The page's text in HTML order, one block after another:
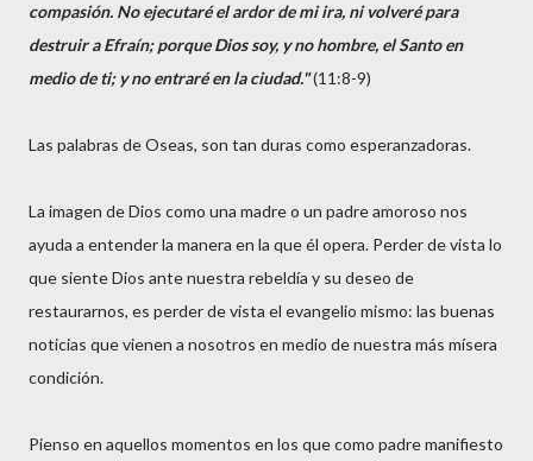
compasión. No ejecutaré el ardor de mi ira, ni volveré para
destruir a Efraín; porque Dios soy, y no hombre, el Santo en
medio de ti; y no entraré en la ciudad."(11:8-9)
Las palabras de Oseas, son tan duras como esperanzadoras.
La imagen de Dios como una madre o un padre amoroso nos
ayuda a entender la manera en la que él opera. Perder de vista lo
que siente Dios ante nuestra rebeldía y su deseo de
restaurarnos, es perder de vista el evangelio mismo: las buenas
noticias que vienen a nosotros en medio de nuestra más mísera
condición.
Pienso en aquellos momentos en los que como padre manifiesto